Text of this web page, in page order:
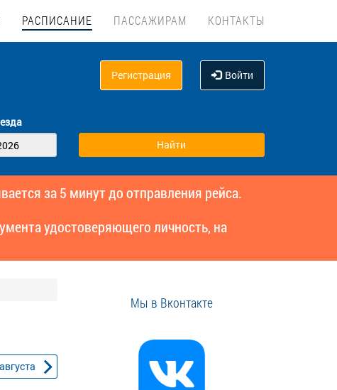
РАСПИСАНИЕ ПАССАЖИРАМ КОНТАКТЫ
Регистрация Войти
за 5 минут до отправления рейса.
удостоверяющего личность, на
августа
Мы в Вконтакте